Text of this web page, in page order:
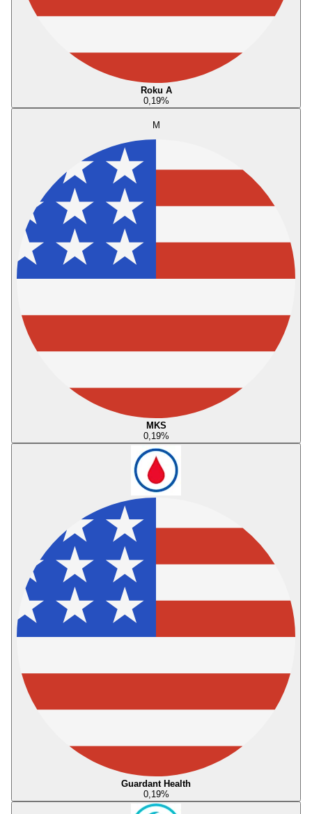
Roku A
0,19%
M
MKS
0,19%
Guardant Health
0,19%